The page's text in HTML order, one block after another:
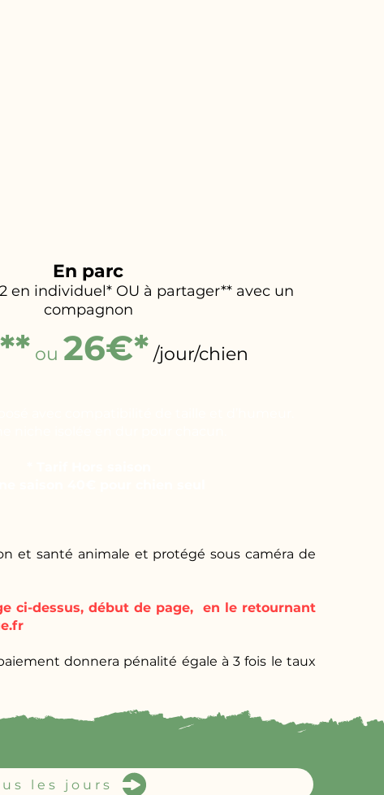
En parc
en individuel* OU à partager** avec un
compagnon
ou 26€* /jour/chien
et santé animale et protégé sous caméra de
ci-dessus, début de page, en le retournant
donnera pénalité égale à 3 fois le taux
les jours